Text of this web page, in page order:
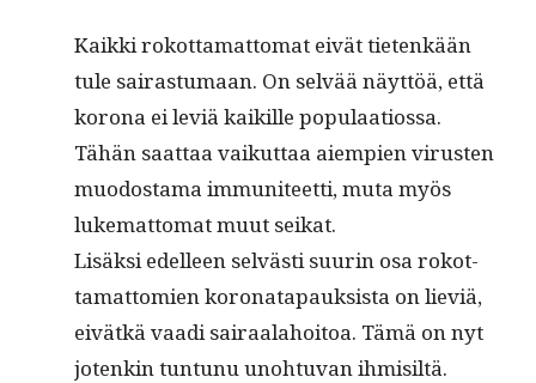
Kaik­ki rokot­ta­mat­tomat eivät tietenkään
tule sairas­tu­maan. On selvää näyt­töä, että
korona ei lev­iä kaikille pop­u­laa­tios­sa.
Tähän saat­taa vaikut­taa aiem­pi­en virusten
muo­dosta­ma immu­ni­teet­ti, muta myös
luke­mat­tomat muut seikat.
Lisäk­si edelleen selvästi suurin osa rokot­
ta­mat­tomien koronat­a­pauk­sista on lieviä,
eivätkä vaa­di sairaala­hoitoa. Tämä on nyt
jotenkin tun­tunu uno­htu­van ihmisiltä.